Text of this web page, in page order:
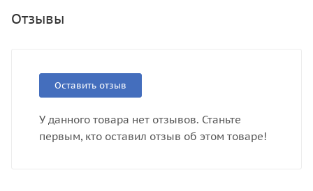
Отзывы
Оставить отзыв
У данного товара нет отзывов. Станьте
первым, кто оставил отзыв об этом товаре!